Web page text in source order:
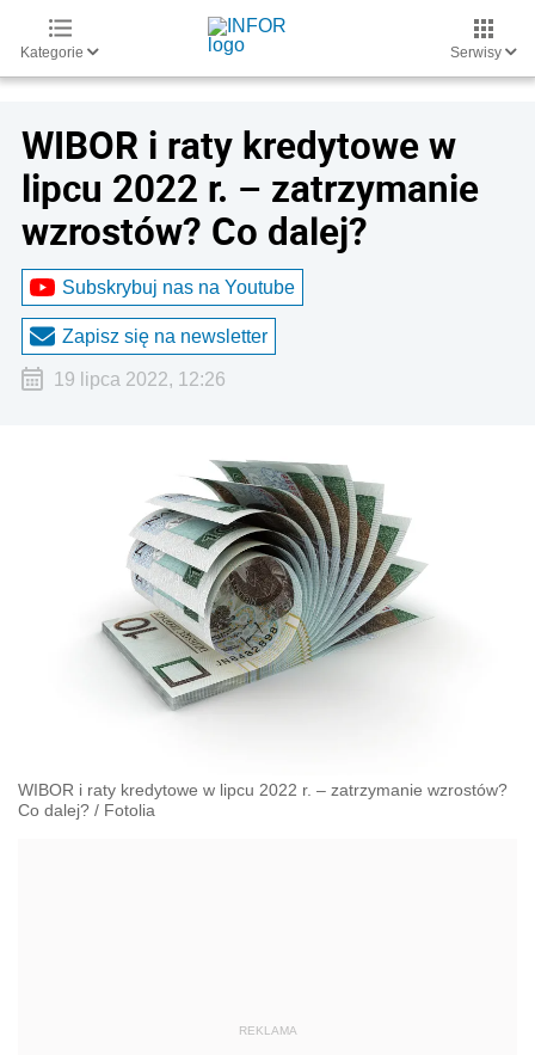
Kategorie Serwisy
WIBOR i raty kredytowe w
lipcu 2022 r. – zatrzymanie
wzrostów? Co dalej?
Subskrybuj nas na Youtube
Zapisz się na newsletter
19 lipca 2022, 12:26
WIBOR i raty kredytowe w lipcu 2022 r. – zatrzymanie wzrostów?
Co dalej? / Fotolia